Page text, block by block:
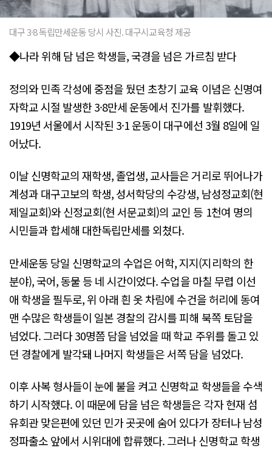
대구 3·8 독립만세운동 당시 사진. 대구시교육청 제공
◆나라 위해 담 넘은 학생들, 국경을 넘은 가르침 받다
정의와 민족 각성에 중점을 뒀던 초창기 교육 이념은 신명여
자학교 시절 발생한 3·8만세 운동에서 진가를 발휘했다.
1919년 서울에서 시작된 3·1 운동이 대구에선 3월 8일에 일
어났다.
이날 신명학교의 재학생, 졸업생, 교사들은 거리로 뛰어나가
계성과 대구고보의 학생, 성서학당의 수강생, 남성정교회(현
제일교회)와 신정교회(현 서문교회)의 교인 등 1천여 명의
시민들과 합세해 대한독립만세를 외쳤다.
만세운동 당일 신명학교의 수업은 어학, 지지(지리학의 한
분야), 국어, 동물 등 네 시간이었다. 수업을 마칠 무렵 이선
애 학생을 필두로, 위 아래 흰 옷 차림에 수건을 허리에 동여
맨 수많은 학생들이 일본 경찰의 감시를 피해 북쪽 토담을
넘었다. 그러다 30명쯤 담을 넘었을 때 학교 주위를 돌고 있
던 경찰에게 발각돼 나머지 학생들은 서쪽 담을 넘었다.
이후 사복 형사들이 눈에 불을 켜고 신명학교 학생들을 수색
하기 시작했다. 이 때문에 담을 넘은 학생들은 각자 현재 섬
유회관 맞은편에 있던 민가 곳곳에 숨어 있다가 장터나 남성
정파출소 앞에서 시위대에 합류했다. 그러나 신명학교 학생